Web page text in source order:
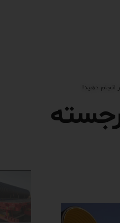
انجام دهید!